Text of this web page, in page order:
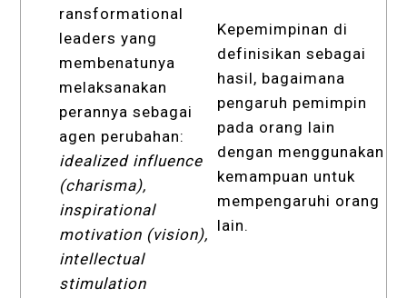
ransformational
leaders yang
membenatunya
melaksanakan
perannya sebagai
agen perubahan:
idealized influence
(charisma),
inspirational
motivation (vision),
intellectual
stimulation
Kepemimpinan di
definisikan sebagai
hasil, bagaimana
pengaruh pemimpin
pada orang lain
dengan menggunakan
kemampuan untuk
mempengaruhi orang
lain.